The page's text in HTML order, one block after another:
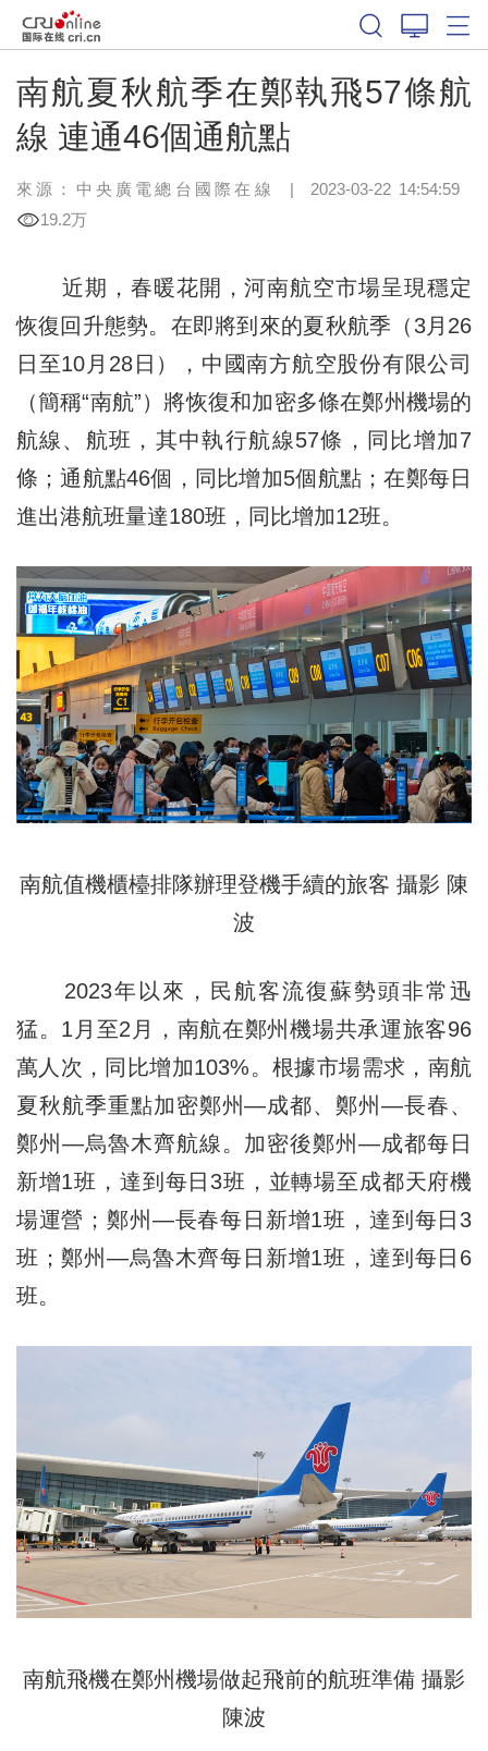
南航夏秋航季在鄭執飛57條航
線 連通46個通航點
來源：中央廣電總台國際在線 | 2023-03-22 14:54:59
19.2万
近期，春暖花開，河南航空市場呈現穩定
恢復回升態勢。在即將到來的夏秋航季（3月26
日至10月28日），中國南方航空股份有限公司
（簡稱“南航”）將恢復和加密多條在鄭州機場的
航線、航班，其中執行航線57條，同比增加7
條；通航點46個，同比增加5個航點；在鄭每日
進出港航班量達180班，同比增加12班。
南航值機櫃檯排隊辦理登機手續的旅客 攝影 陳
波
2023年以來，民航客流復蘇勢頭非常迅
猛。1月至2月，南航在鄭州機場共承運旅客96
萬人次，同比增加103%。根據市場需求，南航
夏秋航季重點加密鄭州—成都、鄭州—長春、
鄭州—烏魯木齊航線。加密後鄭州—成都每日
新增1班，達到每日3班，並轉場至成都天府機
場運營；鄭州—長春每日新增1班，達到每日3
班；鄭州—烏魯木齊每日新增1班，達到每日6
班。
南航飛機在鄭州機場做起飛前的航班準備 攝影
陳波